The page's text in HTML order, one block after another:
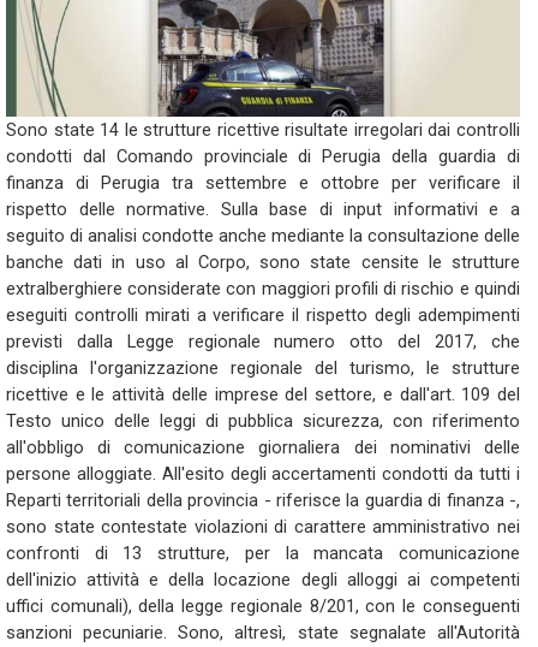
Sono state 14 le strutture ricettive risultate irregolari dai controlli
condotti dal Comando provinciale di Perugia della guardia di
finanza di Perugia tra settembre e ottobre per verificare il
rispetto delle normative. Sulla base di input informativi e a
seguito di analisi condotte anche mediante la consultazione delle
banche dati in uso al Corpo, sono state censite le strutture
extralberghiere considerate con maggiori profili di rischio e quindi
eseguiti controlli mirati a verificare il rispetto degli adempimenti
previsti dalla Legge regionale numero otto del 2017, che
disciplina l'organizzazione regionale del turismo, le strutture
ricettive e le attività delle imprese del settore, e dall'art. 109 del
Testo unico delle leggi di pubblica sicurezza, con riferimento
all'obbligo di comunicazione giornaliera dei nominativi delle
persone alloggiate. All'esito degli accertamenti condotti da tutti i
Reparti territoriali della provincia - riferisce la guardia di finanza -,
sono state contestate violazioni di carattere amministrativo nei
confronti di 13 strutture, per la mancata comunicazione
dell'inizio attività e della locazione degli alloggi ai competenti
uffici comunali), della legge regionale 8/201, con le conseguenti
sanzioni pecuniarie. Sono, altresì, state segnalate all'Autorità